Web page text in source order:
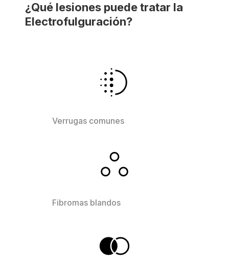
¿Qué lesiones puede tratar la
Electrofulguración?
Verrugas comunes
Fibromas blandos